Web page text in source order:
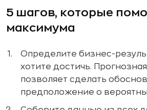
5 шагов, которые
максимума
Определите бизнес-
хотите достичь.
позволяет сделать
предположение о